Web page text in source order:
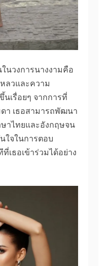
ในวงการนางงามคือ
ลวและความ
เรื่อยๆ จากการที่
า เธอสามารถพัฒนา
าไทยและอังกฤษจน
ใจในการตอบ
เธอเข้าร่วมได้อย่าง